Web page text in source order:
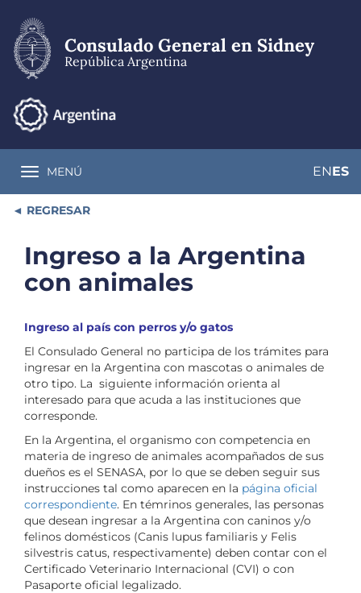
contenido
principal
Consulado General en Sidney
República Argentina
Toggle navigation
MENÚ ENES
REGRESAR
Ingreso a la Argentina
con animales
Ingreso al país con perros y/o gatos
El Consulado General no participa de los trámites para
ingresar en la Argentina con mascotas o animales de
otro tipo. La siguiente información orienta al
interesado para que acuda a las instituciones que
corresponde.
En la Argentina, el organismo con competencia en
materia de ingreso de animales acompañados de sus
dueños es el SENASA, por lo que se deben seguir sus
instrucciones tal como aparecen en la página oficial
correspondiente. En témrinos generales, las personas
que desean ingresar a la Argentina con caninos y/o
felinos domésticos (Canis lupus familiaris y Felis
silvestris catus, respectivamente) deben contar con el
Certificado Veterinario Internacional (CVI) o con
Pasaporte oficial legalizado.